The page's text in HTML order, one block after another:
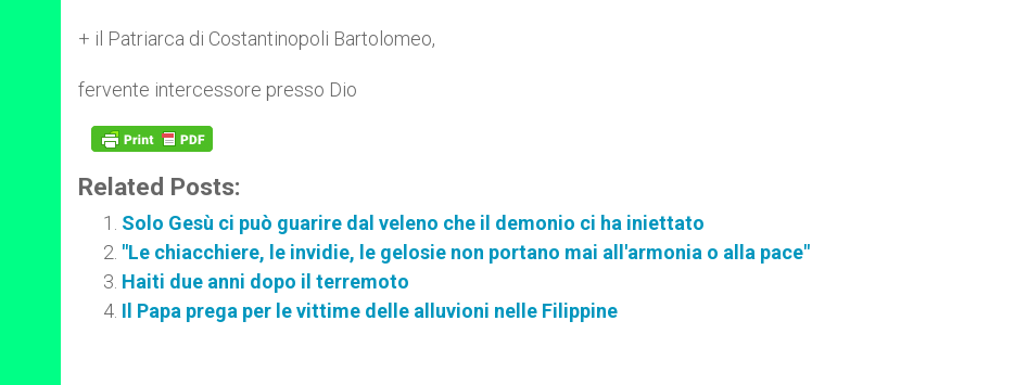
+ il Patriarca di Costantinopoli Bartolomeo,
fervente intercessore presso Dio
Related Posts:
Solo Gesù ci può guarire dal veleno che il demonio ci ha iniettato
"Le chiacchiere, le invidie, le gelosie non portano mai all'armonia o alla pace"
Haiti due anni dopo il terremoto
Il Papa prega per le vittime delle alluvioni nelle Filippine